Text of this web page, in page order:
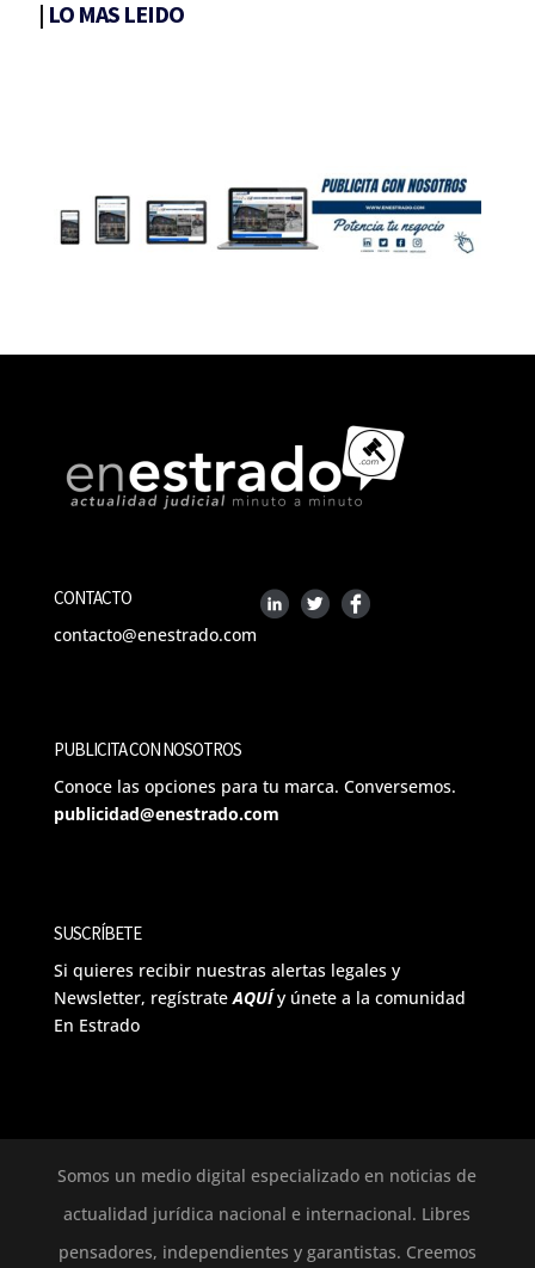
| LO MAS LEIDO
CONTACTO
contacto@enestrado.com
PUBLICITA CON NOSOTROS
Conoce las opciones para tu marca. Conversemos.
publicidad@enestrado.com
SUSCRÍBETE
Si quieres recibir nuestras alertas legales y
Newsletter, regístrateAQUÍ y únete a la comunidad
En Estrado
Somos un medio digital especializado en noticias de
actualidad jurídica nacional e internacional. Libres
pensadores, independientes y garantistas. Creemos